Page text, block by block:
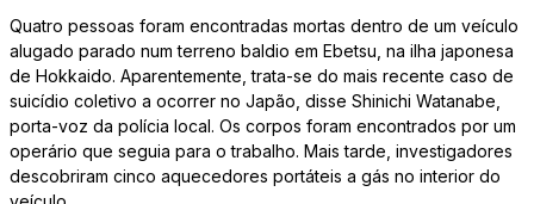
Quatro pessoas foram encontradas mortas dentro de um veículo
alugado parado num terreno baldio em Ebetsu, na ilha japonesa
de Hokkaido. Aparentemente, trata-se do mais recente caso de
suicídio coletivo a ocorrer no Japão, disse Shinichi Watanabe,
porta-voz da polícia local. Os corpos foram encontrados por um
operário que seguia para o trabalho. Mais tarde, investigadores
descobriram cinco aquecedores portáteis a gás no interior do